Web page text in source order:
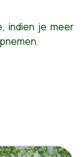
indien je meer